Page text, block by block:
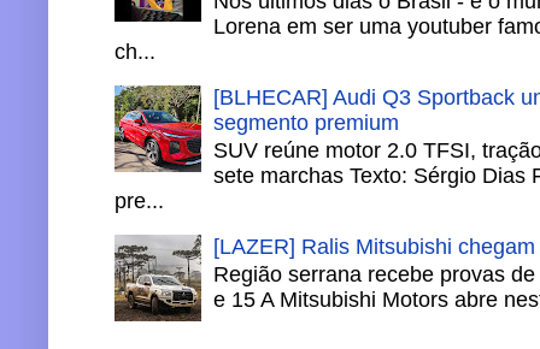
Lorena em ser uma youtuber
ch...
[BLHECAR] Audi Q3 Sportback
segmento premium
SUV reúne motor 2.0 TFSI,
sete marchas Texto: Sérgio Dias
pre...
[LAZER] Ralis Mitsubishi
Região serrana recebe provas
e 15 A Mitsubishi Motors abre